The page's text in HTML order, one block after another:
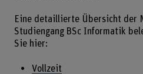
Eine detaillierte Übersicht der
Studiengang BSc Informatik
Sie hier:
Vollzeit